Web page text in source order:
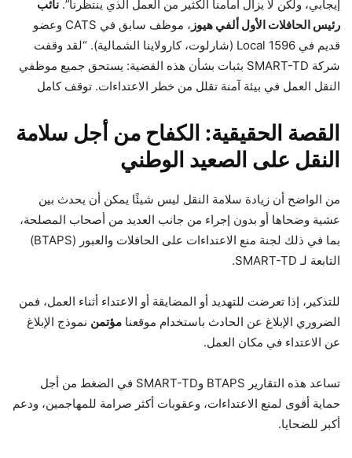
إيجابي، ولكن لا يزال أمامنا الكثير من العمل الذي ينتظرنا”. نائب
رئيس الحافلات الأول ألفي هيوز
، موظف سابق في CATS وعضو
قديم في Local 1596 (شارلوت، كارولاينا الشمالية). “لقد وقفت
شركة SMART-TD بثبات بشأن هذه القضية: يستحق جميع موظفي
النقل العمل في بيئة آمنة تقلل من خطر الاعتداءات. توقف كامل
القصة الحقيقية: الكفاح من أجل سلامة
النقل على الصعيد الوطني
من الواضح أن زيادة سلامة النقل ليس شيئًا يمكن أن يحدث بين
عشية وضحاها أو بدون إجراء من جانب العديد من أصحاب المصلحة،
بما في ذلك لجنة منع الاعتداءات على الحافلات والعبور (BTAPS)
التابعة لـ SMART-TD.
للتذكير، إذا تعرضت للتهديد أو المضايقة أو الاعتداء أثناء العمل، فمن
الضروري الإبلاغ عن الحادث باستخدام موقعنا مؤتمن نموذج الإبلاغ
عن الاعتداء في مكان العمل.
تساعد هذه التقارير BTAPS وSMART-TD في الضغط من أجل
حماية أقوى لمنع الاعتداءات، وعقوبات أكثر صرامة للمهاجمين، ودعم
أكبر للضحايا.